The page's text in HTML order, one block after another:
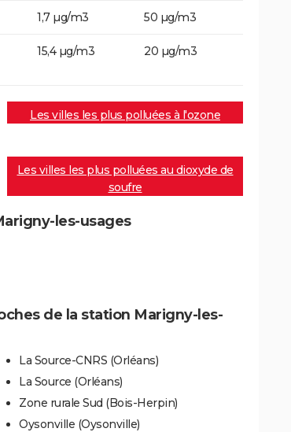
1,7 µg/m3 50 µg/m3
15,4 µg/m3 20 µg/m3
Les villes les plus polluées à l'ozone
Les villes les plus polluées au dioxyde de
soufre
les-usages
de la station Marigny-les-
La Source-CNRS (Orléans)
La Source (Orléans)
Zone rurale Sud (Bois-Herpin)
Oysonville (Oysonville)